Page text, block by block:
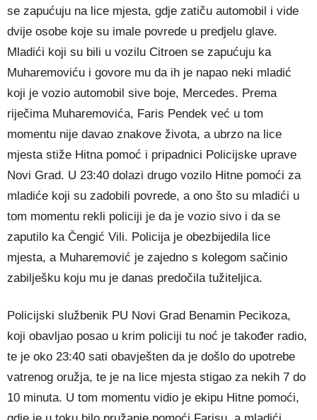
se zapućuju na lice mjesta, gdje zatiču automobil i vide
dvije osobe koje su imale povrede u predjelu glave.
Mladići koji su bili u vozilu Citroen se zapućuju ka
Muharemoviću i govore mu da ih je napao neki mladić
koji je vozio automobil sive boje, Mercedes. Prema
riječima Muharemovića, Faris Pendek već u tom
momentu nije davao znakove života, a ubrzo na lice
mjesta stiže Hitna pomoć i pripadnici Policijske uprave
Novi Grad. U 23:40 dolazi drugo vozilo Hitne pomoći za
mladiće koji su zadobili povrede, a ono što su mladići u
tom momentu rekli policiji je da je vozio sivo i da se
zaputilo ka Čengić Vili. Policija je obezbijedila lice
mjesta, a Muharemović je zajedno s kolegom sačinio
zabilješku koju mu je danas predočila tužiteljica.
Policijski službenik PU Novi Grad Benamin Pecikoza,
koji obavljao posao u krim policiji tu noć je također radio,
te je oko 23:40 sati obavješten da je došlo do upotrebe
vatrenog oružja, te je na lice mjesta stigao za nekih 7 do
10 minuta. U tom momentu vidio je ekipu Hitne pomoći,